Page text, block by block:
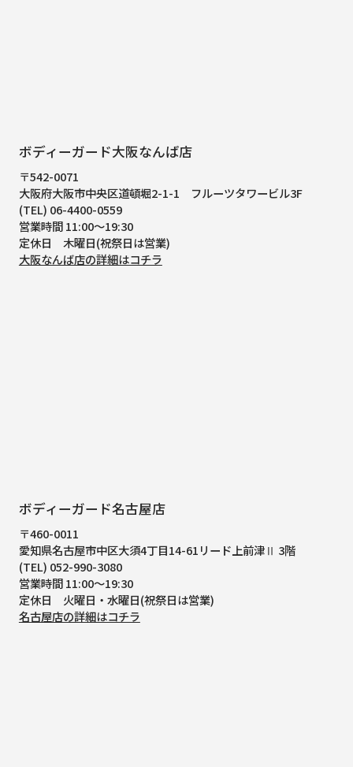
ボディーガード大阪なんば店
〒542-0071
大阪府大阪市中央区道頓堀2-1-1
フルーツタワービル3F
(TEL) 06-4400-0559
営業時間 11:00～19:30
定休日 木曜日(祝祭日は営業)
大阪なんば店の詳細はコチラ
ボディーガード名古屋店
〒460-0011
愛知県名古屋市中区大須4丁目14-61リード上前津Ⅱ 3階
(TEL) 052-990-3080
営業時間 11:00～19:30
定休日 火曜日・水曜日(祝祭日は営業)
名古屋店の詳細はコチラ